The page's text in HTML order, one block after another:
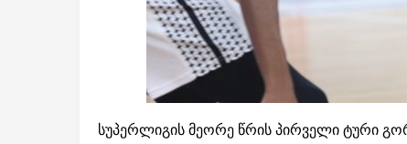
სუპერლიგის მეორე წრის პირველი ტური